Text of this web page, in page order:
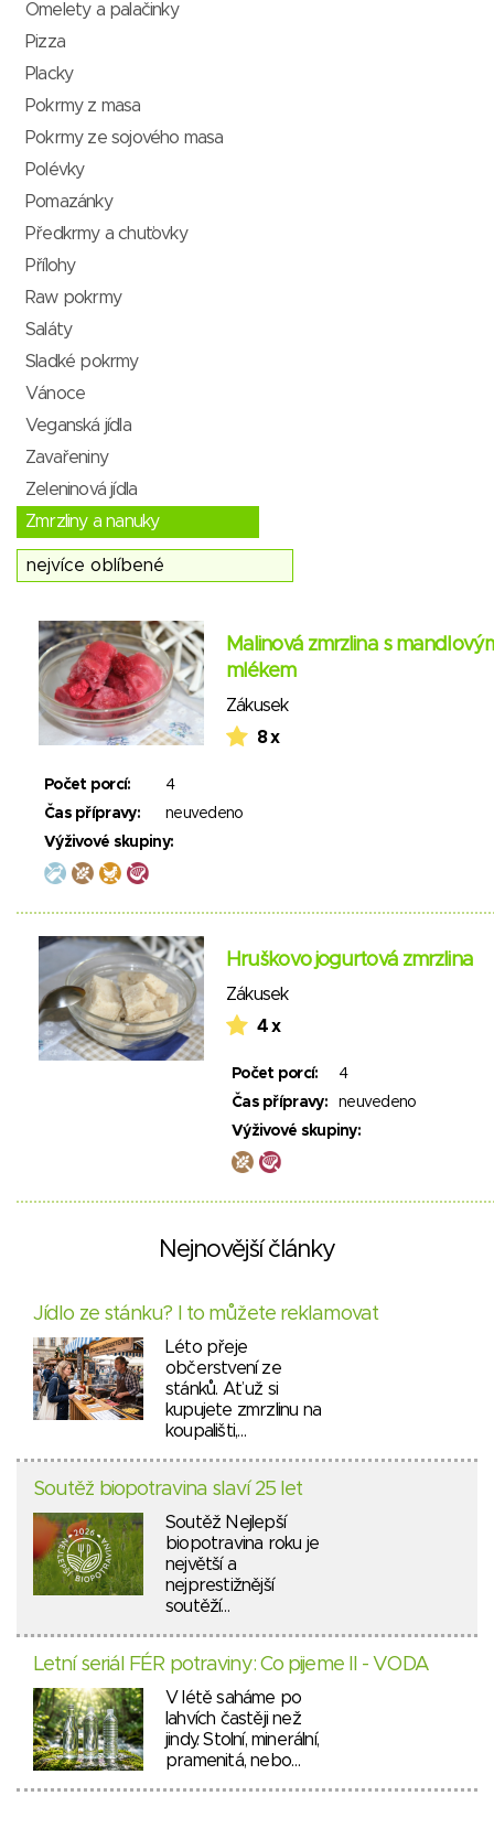
Omelety a palačinky
Pizza
Placky
Pokrmy z masa
Pokrmy ze sojového masa
Polévky
Pomazánky
Předkrmy a chuťovky
Přílohy
Raw pokrmy
Saláty
Sladké pokrmy
Vánoce
Veganská jídla
Zavařeniny
Zeleninová jídla
Zmrzliny a nanuky
Malinová zmrzlina s
mlékem
Zákusek
8 x
Počet porcí:
4
Čas přípravy:
neuvedeno
Výživové skupiny:
Hruškovo jogurtová zmrzlina
Zákusek
4 x
Počet porcí:
4
Čas přípravy:
neuvedeno
Výživové skupiny:
Nejnovější články
Jídlo ze stánku? I to můžete reklamovat
Léto přeje
občerstvení ze
stánků. Ať už si
kupujete zmrzlinu na
koupališti,…
Soutěž biopotravina slaví 25 let
Soutěž Nejlepší
biopotravina roku je
největší a
nejprestižnější
soutěží…
Letní seriál FÉR potraviny: Co pijeme II - VODA
V létě saháme po
lahvích častěji než
jindy. Stolní, minerální,
pramenitá, nebo…